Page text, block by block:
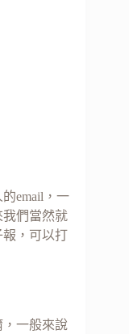
email，一
們當然就
，可以打
一般來說